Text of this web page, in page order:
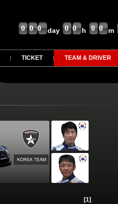
000 day 00 h 00 m
TICKET TEAM & DRIVER
[1]